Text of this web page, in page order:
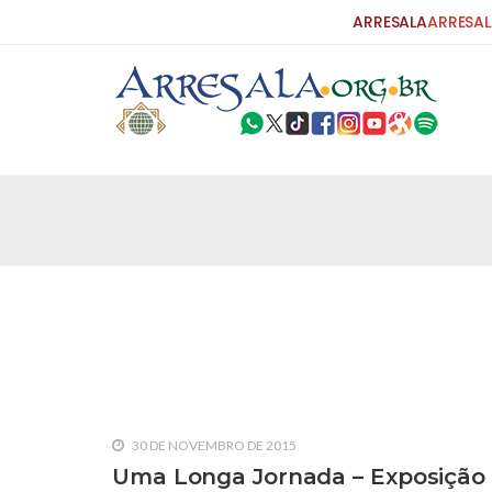
ARRESALA
ter entrado numa guerra cultural e religiosa de
30 DE NOVEMBRO DE 2015
Uma Longa Jornada –